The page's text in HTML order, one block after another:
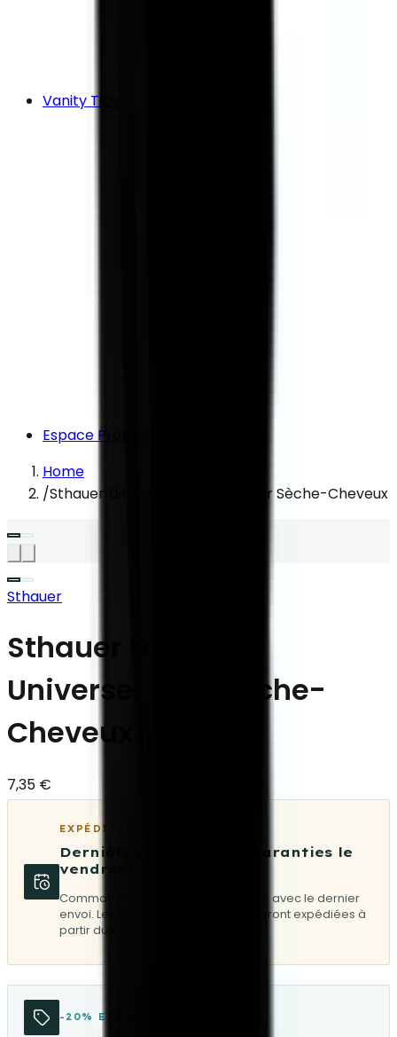
Vanity Tips
Espace Professionnel
Home
/Sthauer Diffuseur Universel Pour Sèche-Cheveux
Sthauer
Sthauer Diffuseur
Universel Pour Sèche-
Cheveux
7,35 €
EXPÉDITIONS
Dernières expéditions garanties le
vendredi 7 août
Commandez avant 08:30 pour partir avec le dernier
envoi. Les commandes suivantes seront expédiées à
partir du lundi 17 août.
-20% EXTRA